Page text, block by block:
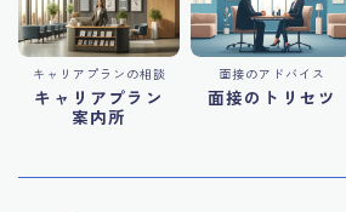
キャリアプランの相談
キャリアプラン
案内所
面接のアドバイス
面接のトリセツ